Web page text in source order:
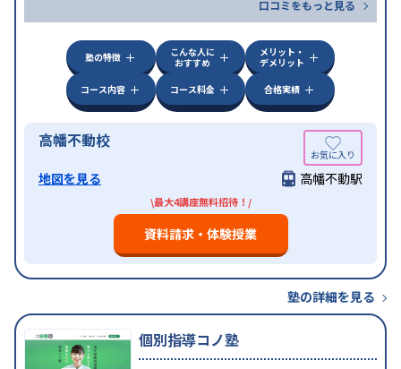
口コミをもっと見る
塾の特徴
こんな人に
おすすめ
メリット・
デメリット
コース内容
コース料金 合格実績
高幡不動校
地図を見る 高幡不動駅
\最大4講座無料招待！/
資料請求・体験授業
塾の詳細を見る
個別指導コノ塾